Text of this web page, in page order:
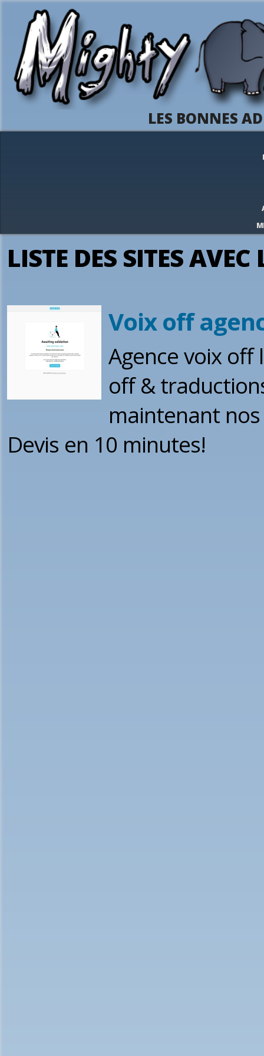
LES BONNES
LISTE DES SITES
Voix off
Agence voix off
off &
maintenant
Devis en 10 minutes!